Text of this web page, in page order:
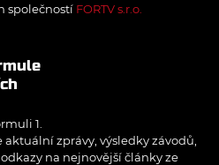
společností FORTV s.r.o.
1.
zprávy, výsledky závodů,
na nejnovější články ze